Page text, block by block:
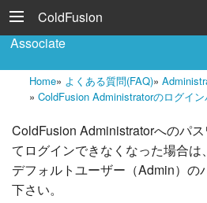
ColdFusion
Associate
Home» よくある質問(FAQ)»
»ColdFusion Administratorのログイ
ColdFusion Administratorへのパ
てログインできなくなった場合
デフォルトユーザー（Admin）の
下さい。